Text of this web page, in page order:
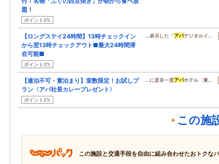
題！
ポイント2%
【ロングステイ24時間】13時チェックイン
から翌13時チェックアウト■最大24時間滞
在可能■
ポイント2%
…表示した「アパデジタルイ…
【連泊不可・素泊まり】室数限定！お試しプ
ラン〈アパ社長カレープレゼント〉
ポイント2%
…に是非一度アパホテル〈東…
この施
この施設と交通手段を自由に組み合わせたおトクな